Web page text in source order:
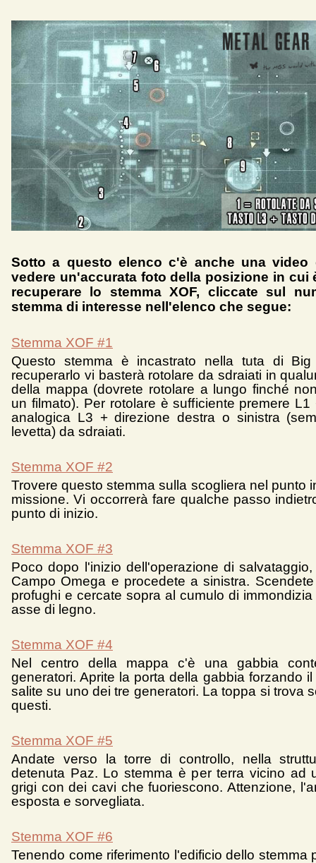
Sotto a questo elenco c'è anche una video
vedere un'accurata foto della posizione in cui
recuperare lo stemma XOF, cliccate sul
stemma di interesse nell'elenco che segue:
Stemma XOF #1
Questo stemma è incastrato nella tuta di
recuperarlo vi basterà rotolare da sdraiati in
della mappa (dovrete rotolare a lungo finché
un filmato). Per rotolare è sufficiente premere L1
analogica L3 + direzione destra o sinistra
levetta) da sdraiati.
Stemma XOF #2
Trovere questo stemma sulla scogliera nel punto
missione. Vi occorrerà fare qualche passo
punto di inizio.
Stemma XOF #3
Poco dopo l'inizio dell'operazione di
Campo Omega e procedete a sinistra.
profughi e cercate sopra al cumulo di
asse di legno.
Stemma XOF #4
Nel centro della mappa c'è una gabbia
generatori. Aprite la porta della gabbia forzando
salite su uno dei tre generatori. La toppa si trova
questi.
Stemma XOF #5
Andate verso la torre di controllo, nella
detenuta Paz. Lo stemma è per terra vicino ad
grigi con dei cavi che fuoriescono. Attenzione,
esposta e sorvegliata.
Stemma XOF #6
Tenendo come riferimento l'edificio dello stemma